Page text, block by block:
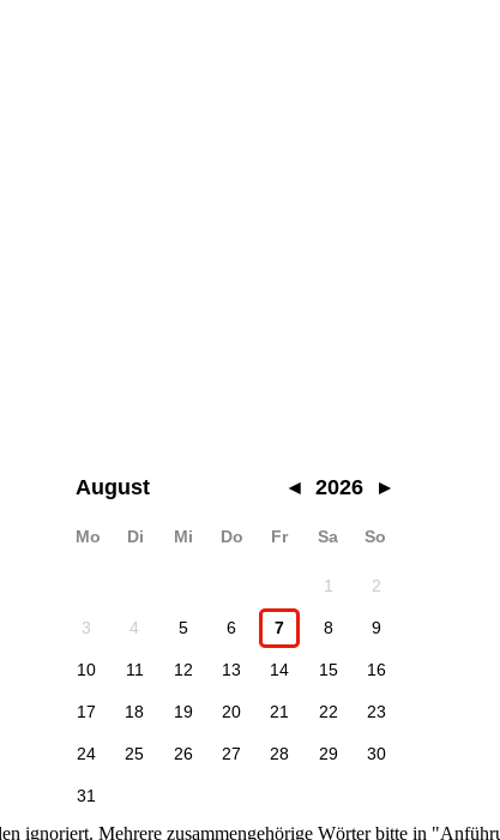
August ◂ 2026 ▸
Mo Di Mi Do Fr Sa So
1 2
3 4 5 6 7 8 9
10 11 12 13 14 15 16
17 18 19 20 21 22 23
24 25 26 27 28 29 30
31
ignoriert. Mehrere zusammengehörige Wörter bitte in